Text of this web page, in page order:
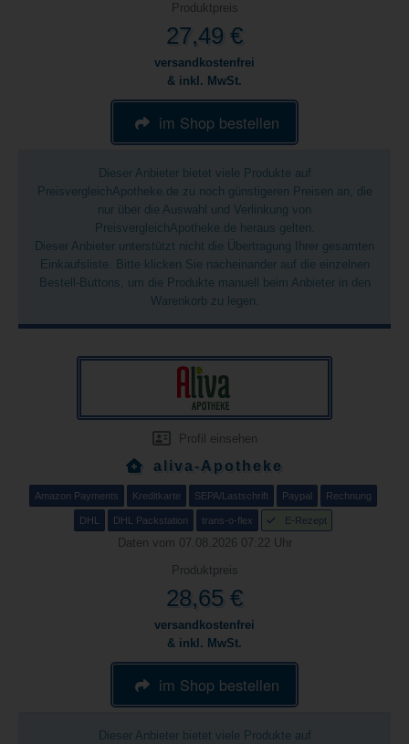
Produktpreis
27,49 €
versandkostenfrei
& inkl. MwSt.
im Shop bestellen
Dieser Anbieter bietet viele Produkte auf
PreisvergleichApotheke.de zu noch günstigeren Preisen an, die
nur über die Auswahl und Verlinkung von
PreisvergleichApotheke.de heraus gelten.
Dieser Anbieter unterstützt nicht die Übertragung Ihrer gesamten
Einkaufsliste. Bitte klicken Sie nacheinander auf die einzelnen
Bestell-Buttons, um die Produkte manuell beim Anbieter in den
Warenkorb zu legen.
Profil einsehen
aliva-Apotheke
Amazon Payments Kreditkarte SEPA/Lastschrift Paypal Rechnung
DHL DHL Packstation trans-o-flex E-Rezept
Daten vom 07.08.2026 07:22 Uhr
Produktpreis
28,65 €
versandkostenfrei
& inkl. MwSt.
im Shop bestellen
Dieser Anbieter bietet viele Produkte auf